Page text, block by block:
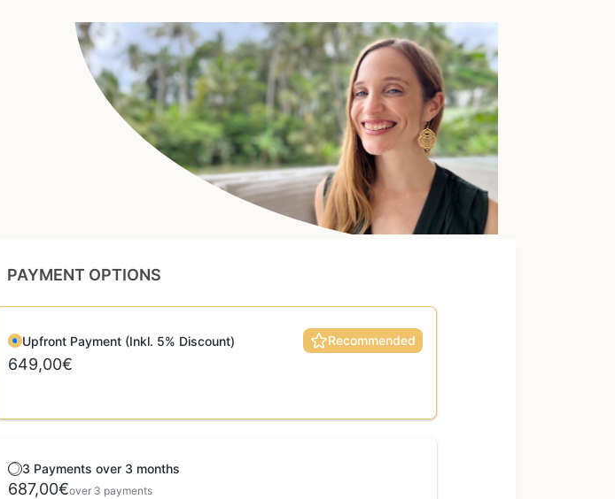
PAYMENT OPTIONS
Upfront Payment (Inkl. 5% Discount) Recommended
649,00€
3 Payments over 3 months
687,00€over 3 payments